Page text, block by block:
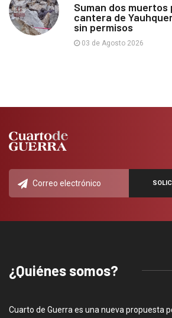
Suman dos
cantera de
sin permisos
03 de Agosto 2026
¿Quiénes somos?
Cuarto de Guerra es una nueva propuesta